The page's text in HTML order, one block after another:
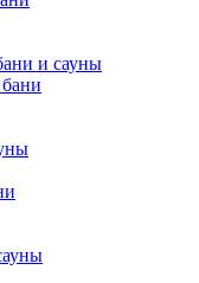
и сауны